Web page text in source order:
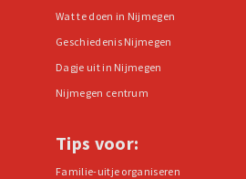
Wat te doen in Nijmegen
Geschiedenis Nijmegen
Dagje uit in Nijmegen
Nijmegen centrum
Tips voor:
Familie-uitje organiseren